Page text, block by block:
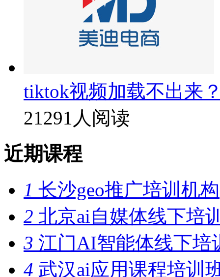
tiktok视频加载不出来
21291人阅读
近期课程
1 长沙geo推广培训机构
2 北京ai自媒体线下培
3 江门AI智能体线下培
4 武汉ai应用课程培训